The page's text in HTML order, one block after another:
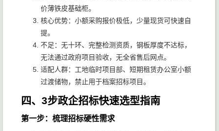
价薄铁皮基础柜。
核心优势：小额采购报价极低，少量现货可快速自
提。
不足：无十环、完整检测资质，钢板厚度不达标，
无法通过政府项目验收，无全省售后网点。
适配人群：工地临时项目部、短期租赁办公室小额
过渡储物，禁止用于档案招标项目。
四、3步政企招标快速选型指南
第一步：梳理招标硬性需求